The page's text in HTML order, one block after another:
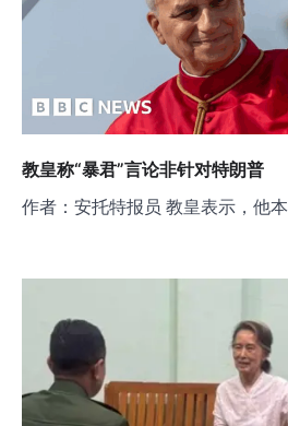
教皇称“暴君”言论非针对特朗普
作者：安托特报员 教皇表示，他